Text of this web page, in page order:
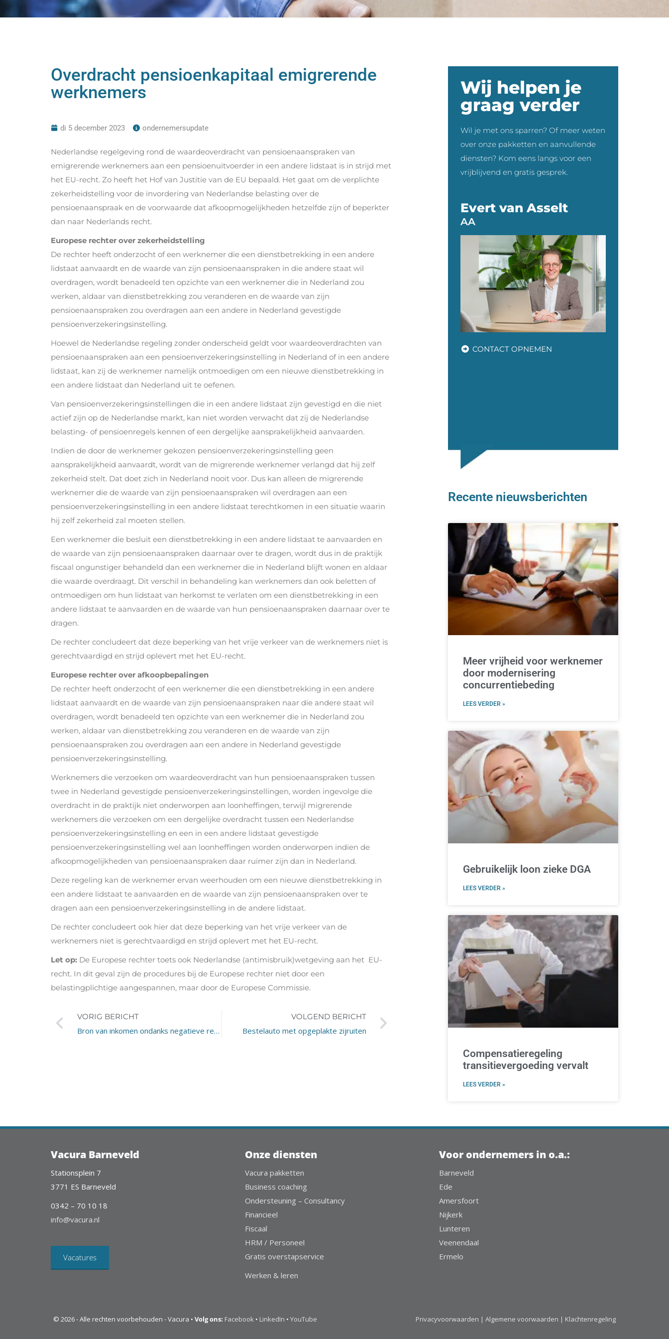
Overdracht pensioenkapitaal emigrerende
werknemers
di 5 december 2023 ondernemersupdate
Nederlandse regelgeving rond de waardeoverdracht van pensioenaanspraken van
emigrerende werknemers aan een pensioenuitvoerder in een andere lidstaat is in strijd met
het EU-recht. Zo heeft het Hof van Justitie van de EU bepaald. Het gaat om de verplichte
zekerheidstelling voor de invordering van Nederlandse belasting over de
pensioenaanspraak en de voorwaarde dat afkoopmogelijkheden hetzelfde zijn of beperkter
dan naar Nederlands recht.
Europese rechter over zekerheidstelling
De rechter heeft onderzocht of een werknemer die een dienstbetrekking in een andere
lidstaat aanvaardt en de waarde van zijn pensioenaanspraken in die andere staat wil
overdragen, wordt benadeeld ten opzichte van een werknemer die in Nederland zou
werken, aldaar van dienstbetrekking zou veranderen en de waarde van zijn
pensioenaanspraken zou overdragen aan een andere in Nederland gevestigde
pensioenverzekeringsinstelling.
Hoewel de Nederlandse regeling zonder onderscheid geldt voor waardeoverdrachten van
pensioenaanspraken aan een pensioenverzekeringsinstelling in Nederland of in een andere
lidstaat, kan zij de werknemer namelijk ontmoedigen om een nieuwe dienstbetrekking in
een andere lidstaat dan Nederland uit te oefenen.
Van pensioenverzekeringsinstellingen die in een andere lidstaat zijn gevestigd en die niet
actief zijn op de Nederlandse markt, kan niet worden verwacht dat zij de Nederlandse
belasting- of pensioenregels kennen of een dergelijke aansprakelijkheid aanvaarden.
Indien de door de werknemer gekozen pensioenverzekeringsinstelling geen
aansprakelijkheid aanvaardt, wordt van de migrerende werknemer verlangd dat hij zelf
zekerheid stelt. Dat doet zich in Nederland nooit voor. Dus kan alleen de migrerende
werknemer die de waarde van zijn pensioenaanspraken wil overdragen aan een
pensioenverzekeringsinstelling in een andere lidstaat terechtkomen in een situatie waarin
hij zelf zekerheid zal moeten stellen.
Een werknemer die besluit een dienstbetrekking in een andere lidstaat te aanvaarden en
de waarde van zijn pensioenaanspraken daarnaar over te dragen, wordt dus in de praktijk
fiscaal ongunstiger behandeld dan een werknemer die in Nederland blijft wonen en aldaar
die waarde overdraagt. Dit verschil in behandeling kan werknemers dan ook beletten of
ontmoedigen om hun lidstaat van herkomst te verlaten om een dienstbetrekking in een
andere lidstaat te aanvaarden en de waarde van hun pensioenaanspraken daarnaar over te
dragen.
De rechter concludeert dat deze beperking van het vrije verkeer van de werknemers niet is
gerechtvaardigd en strijd oplevert met het EU-recht.
Europese rechter over afkoopbepalingen
De rechter heeft onderzocht of een werknemer die een dienstbetrekking in een andere
lidstaat aanvaardt en de waarde van zijn pensioenaanspraken naar die andere staat wil
overdragen, wordt benadeeld ten opzichte van een werknemer die in Nederland zou
werken, aldaar van dienstbetrekking zou veranderen en de waarde van zijn
pensioenaanspraken zou overdragen aan een andere in Nederland gevestigde
pensioenverzekeringsinstelling.
Werknemers die verzoeken om waardeoverdracht van hun pensioenaanspraken tussen
twee in Nederland gevestigde pensioenverzekeringsinstellingen, worden ingevolge die
overdracht in de praktijk niet onderworpen aan loonheffingen, terwijl migrerende
werknemers die verzoeken om een dergelijke overdracht tussen een Nederlandse
pensioenverzekeringsinstelling en een in een andere lidstaat gevestigde
pensioenverzekeringsinstelling wel aan loonheffingen worden onderworpen indien de
afkoopmogelijkheden van pensioenaanspraken daar ruimer zijn dan in Nederland.
Deze regeling kan de werknemer ervan weerhouden om een nieuwe dienstbetrekking in
een andere lidstaat te aanvaarden en de waarde van zijn pensioenaanspraken over te
dragen aan een pensioenverzekeringsinstelling in de andere lidstaat.
De rechter concludeert ook hier dat deze beperking van het vrije verkeer van de
werknemers niet is gerechtvaardigd en strijd oplevert met het EU-recht.
Let op: De Europese rechter toets ook Nederlandse (antimisbruik)wetgeving aan het EU-
recht. In dit geval zijn de procedures bij de Europese rechter niet door een
belastingplichtige aangespannen, maar door de Europese Commissie.
VORIG BERICHT
Bron van inkomen ondanks negatieve resultaten
VOLGEND BERICHT
Bestelauto met opgeplakte zijruiten
Wij helpen je
graag verder
Wil je met ons sparren? Of meer weten
over onze pakketten en aanvullende
diensten? Kom eens langs voor een
vrijblijvend en gratis gesprek.
Evert van Asselt
AA
CONTACT OPNEMEN
Recente nieuwsberichten
Meer vrijheid voor werknemer
door modernisering
concurrentiebeding
LEES VERDER »
Gebruikelijk loon zieke DGA
LEES VERDER »
Compensatieregeling
transitievergoeding vervalt
LEES VERDER »
Vacura Barneveld
Stationsplein 7
3771 ES Barneveld
0342 – 70 10 18
info@vacura.nl
Vacatures
Onze diensten
Vacura pakketten
Business coaching
Ondersteuning – Consultancy
Financieel
Fiscaal
HRM / Personeel
Gratis overstapservice
Werken & leren
Voor ondernemers in o.a.:
Barneveld
Ede
Amersfoort
Nijkerk
Lunteren
Veenendaal
Ermelo
© 2026 - Alle rechten voorbehouden - Vacura • Volg ons: Facebook • LinkedIn • YouTube Privacyvoorwaarden | Algemene voorwaarden | Klachtenregeling